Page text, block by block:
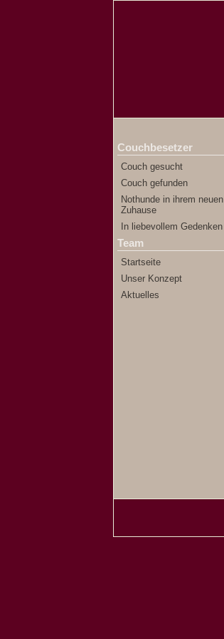
Couchbesetzer
Couch gesucht
Couch gefunden
Nothunde in ihrem neuen
Zuhause
In liebevollem Gedenken
Team
Startseite
Unser Konzept
Aktuelles